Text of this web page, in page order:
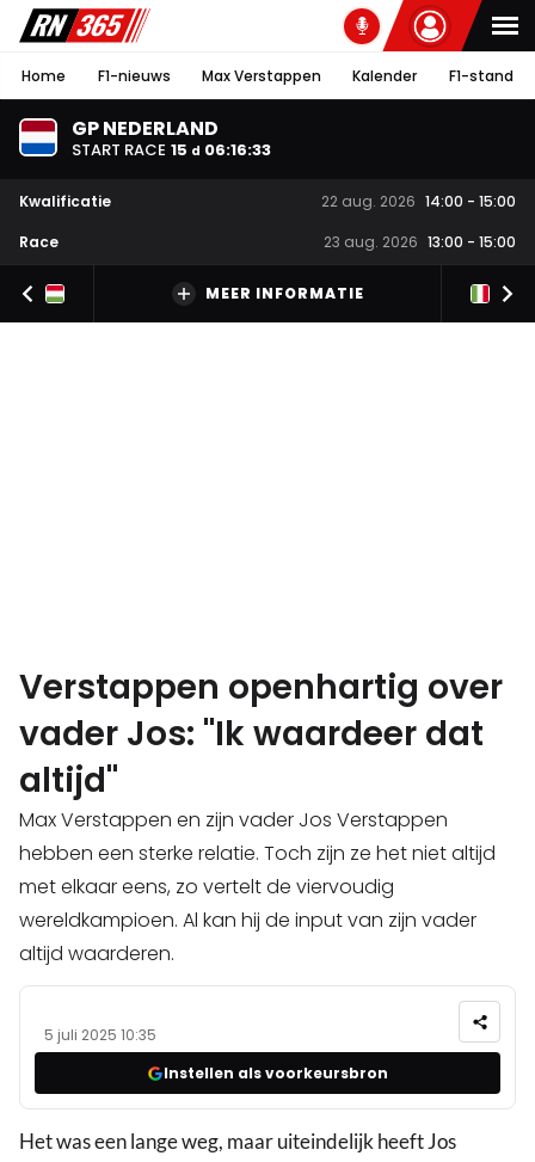
Home F1-nieuws Max Verstappen Kalender F1-stand
GP NEDERLAND
START RACE 15 d 06:16:32
Kwalificatie 22 aug. 2026 14:00 - 15:00
Race
23 aug. 2026 13:00 - 15:00
MEER INFORMATIE
Verstappen openhartig over
vader Jos: "Ik waardeer dat
altijd"
Max Verstappen en zijn vader Jos Verstappen
hebben een sterke relatie. Toch zijn ze het niet altijd
met elkaar eens, zo vertelt de viervoudig
wereldkampioen. Al kan hij de input van zijn vader
altijd waarderen.
5 juli 2025 10:35
Instellen als voorkeursbron
Het was een lange weg, maar uiteindelijk heeft Jos